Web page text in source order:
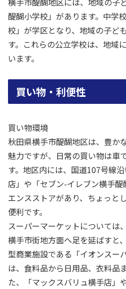
醍醐小学校」があります。中学
校」が学区となり、地域の子ど
す。これらの公立学校は、地域
います。
買い物・利便性
買い物環境
秋田県横手市醍醐地区は、豊か
魅力ですが、日常の買い物は車
す。地区内には、国道107号線
店」や「セブン-イレブン横手
エンスストアがあり、ちょっと
便利です。
スーパーマーケットについては
横手市街地方面へ足を延ばすと
型商業施設である「イオンスー
は、食料品から日用品、衣料品
た、「マックスバリュ横手店」